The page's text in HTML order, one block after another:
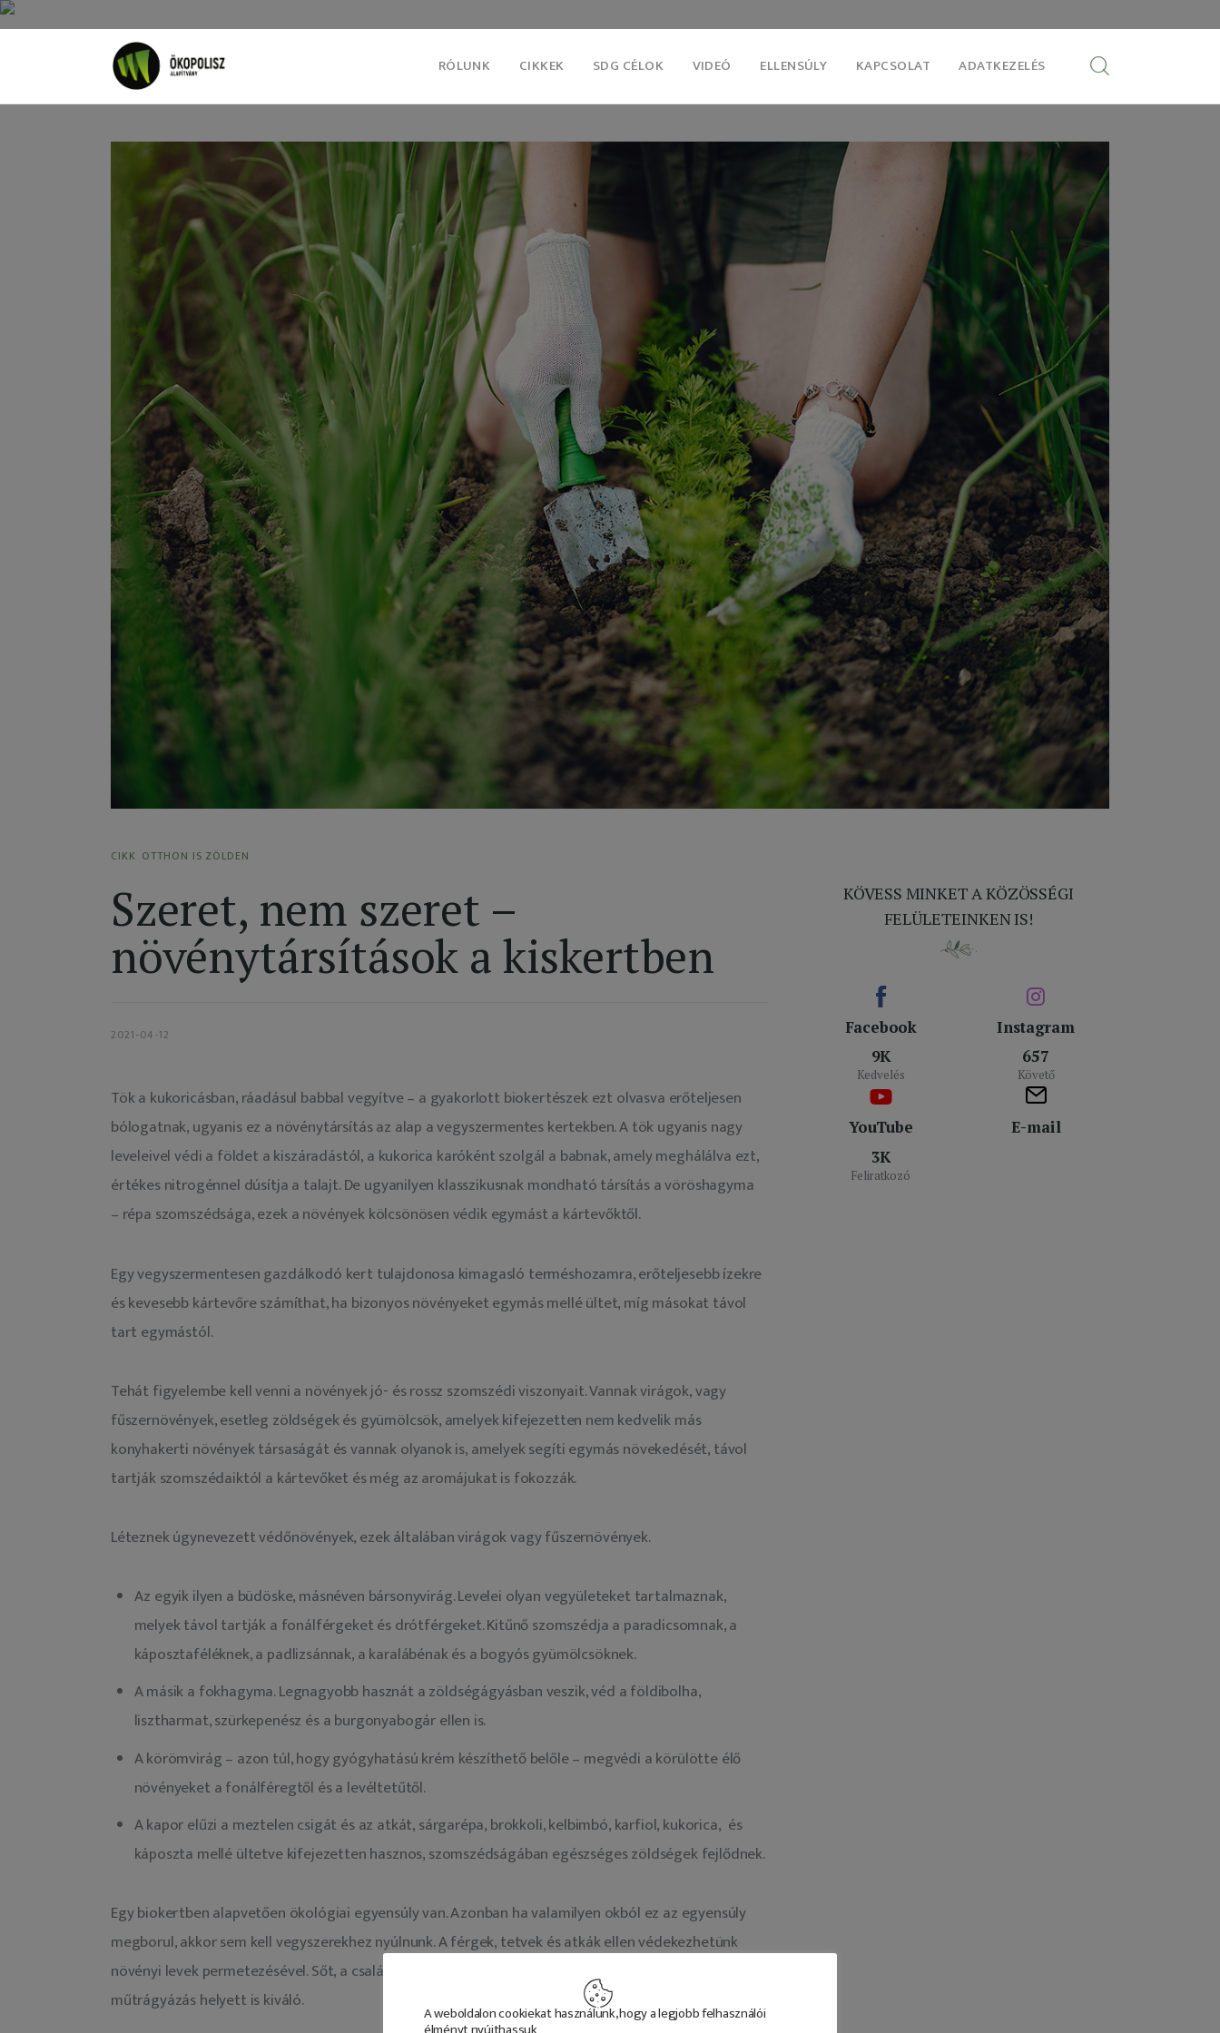
RÓLUNK CIKKEK SDG CÉLOK VIDEÓ ELLENSÚLY KAPCSOLAT ADATKEZELÉS
Rólunk
SDG célok
CIKK OTTHON IS ZÖLDEN
Szeret, nem szeret –
növénytársítások a kiskertben
2021-04-12
Tök a kukoricásban, ráadásul babbal vegyítve – a gyakorlott biokertészek ezt olvasva erőteljesen
bólogatnak, ugyanis ez a növénytársítás az alap a vegyszermentes kertekben. A tök ugyanis nagy
leveleivel védi a földet a kiszáradástól, a kukorica karóként szolgál a babnak, amely meghálálva ezt,
értékes nitrogénnel dúsítja a talajt. De ugyanilyen klasszikusnak mondható társítás a vöröshagyma
– répa szomszédsága, ezek a növények kölcsönösen védik egymást a kártevőktől.
Egy vegyszermentesen gazdálkodó kert tulajdonosa kimagasló terméshozamra, erőteljesebb ízekre
és kevesebb kártevőre számíthat, ha bizonyos növényeket egymás mellé ültet, míg másokat távol
tart egymástól.
Tehát figyelembe kell venni a növények jó- és rossz szomszédi viszonyait. Vannak virágok, vagy
fűszernövények, esetleg zöldségek és gyümölcsök, amelyek kifejezetten nem kedvelik más
konyhakerti növények társaságát és vannak olyanok is, amelyek segíti egymás növekedését, távol
tartják szomszédaiktól a kártevőket és még az aromájukat is fokozzák.
Léteznek úgynevezett védőnövények, ezek általában virágok vagy fűszernövények.
Az egyik ilyen a büdöske, másnéven bársonyvirág. Levelei olyan vegyületeket tartalmaznak,
melyek távol tartják a fonálférgeket és drótférgeket. Kitűnő szomszédja a paradicsomnak, a
káposztaféléknek, a padlizsánnak, a karalábénak és a bogyós gyümölcsöknek.
A másik a fokhagyma. Legnagyobb hasznát a zöldségágyásban veszik, véd a földibolha,
lisztharmat, szürkepenész és a burgonyabogár ellen is.
A körömvirág – azon túl, hogy gyógyhatású krém készíthető belőle – megvédi a körülötte élő
növényeket a fonálféregtől és a levéltetűtől.
A kapor elűzi a meztelen csigát és az atkát, sárgarépa, brokkoli, kelbimbó, karfiol, kukorica, és
káposzta mellé ültetve kifejezetten hasznos, szomszédságában egészséges zöldségek fejlődnek.
Egy biokertben alapvetően ökológiai egyensúly van. Azonban ha valamilyen okból ez az egyensúly
megborul, akkor sem kell vegyszerekhez nyúlnunk. A férgek, tetvek és atkák ellen védekezhetünk
növényi levek permetezésével. Sőt, a csalán, a macskagyökér és a mezei zsurló főzete még
műtrágyázás helyett is kiváló.
KÖVESS MINKET A KÖZÖSSÉGI
FELÜLETEINKEN IS!
Facebook
9K
Kedvelés
Instagram
657
Követő
YouTube
3K
Feliratkozó
E-mail
A weboldalon cookiekat használunk, hogy a legjobb felhasználói